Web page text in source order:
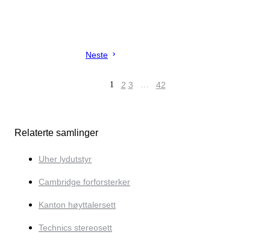
Neste
1 2 3 … 42
Relaterte samlinger
Uher lydutstyr
Cambridge forforsterker
Kanton høyttalersett
Technics stereosett